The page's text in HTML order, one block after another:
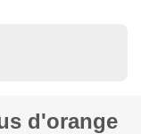
d'orange